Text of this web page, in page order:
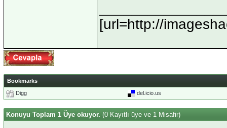
[url=http://
Bookmarks
Digg
del.icio.us
Konuyu Toplam 1 Üye okuyor. (0 Kayıtlı üye ve 1 Misafir)